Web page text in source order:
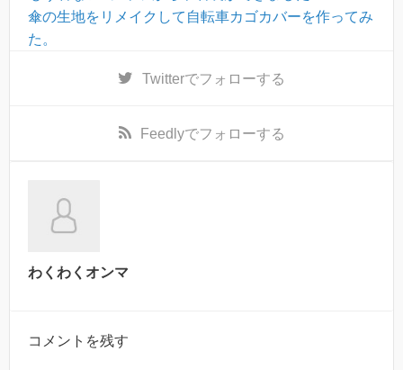
傘の生地をリメイクして自転車カゴカバーを作ってみ
た。
Twitterでフォローする
Feedlyでフォローする
わくわくオンマ
コメントを残す